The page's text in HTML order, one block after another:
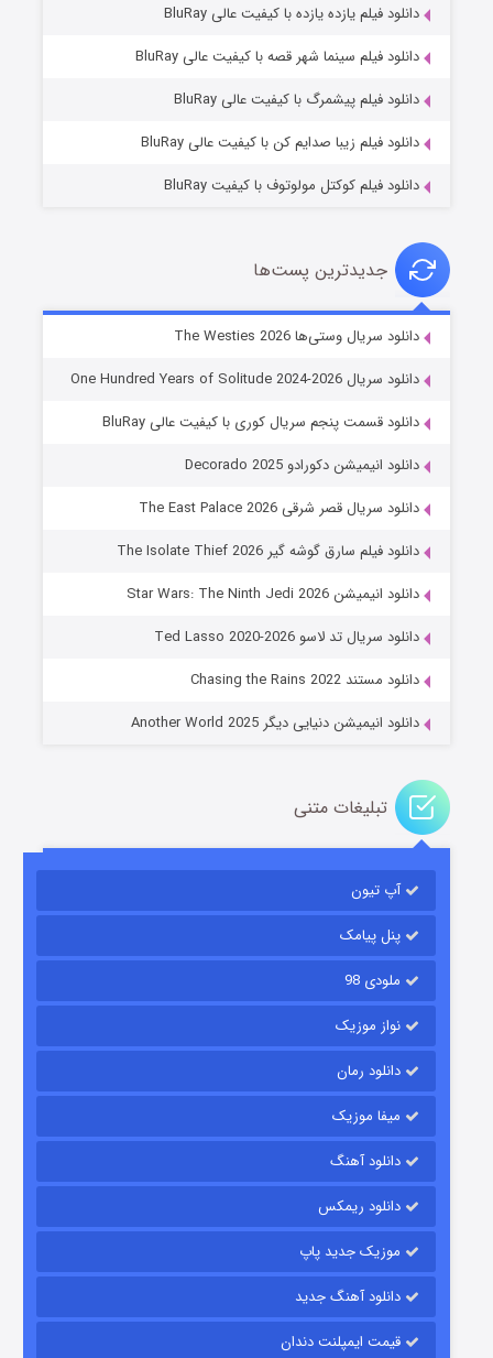
خاندان اژدها فصل ۳
قسمت۱۴ (زیرنویس) منتشر شد
قسمت
دانلود فیلم یازده یازده با کیفیت عالی BluRay
دانلود فیلم سینما شهر قصه با کیفیت عالی BluRay
دانلود فیلم پیشمرگ با کیفیت عالی BluRay
دانلود فیلم زیبا صدایم کن با کیفیت عالی BluRay
دانلود فیلم کوکتل مولوتوف با کیفیت BluRay
جدیدترین پست‌ها
دانلود سریال وستی‌ها The Westies 2026
دانلود سریال One Hundred Years of Solitude 2024-2026
دانلود قسمت پنجم سریال کوری با کیفیت عالی BluRay
دانلود انیمیشن دکورادو Decorado 2025
دانلود سریال قصر شرقی The East Palace 2026
دانلود فیلم سارق گوشه گیر The Isolate Thief 2026
دانلود انیمیشن Star Wars: The Ninth Jedi 2026
دانلود سریال تد لاسو Ted Lasso 2020-2026
دانلود مستند Chasing the Rains 2022
دانلود انیمیشن دنیایی دیگر Another World 2025
تبلیغات متنی
آپ تیون
پنل پیامک
ملودی 98
نواز موزیک
دانلود رمان
میفا موزیک
دانلود آهنگ
دانلود ریمکس
موزیک جدید پاپ
دانلود آهنگ جدید
قیمت ایمپلنت دندان